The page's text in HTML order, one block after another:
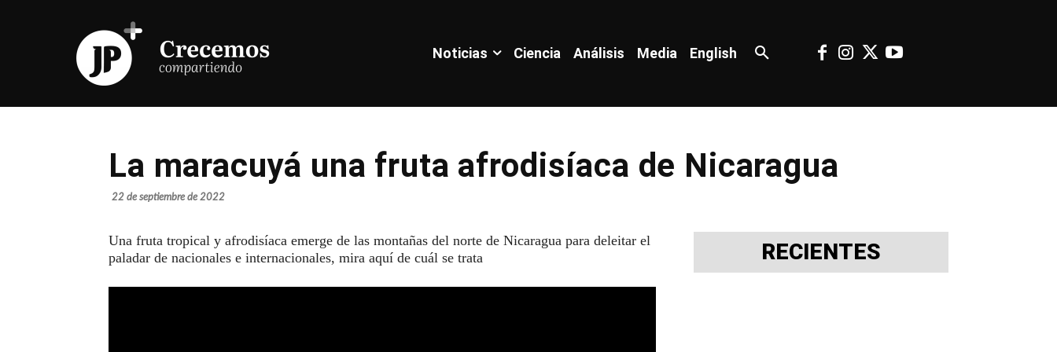
Noticias Ciencia Análisis Media English
La maracuyá una fruta afrodisíaca de Nicaragua
22 de septiembre de 2022
Una fruta tropical y afrodisíaca emerge de las montañas del norte de Nicaragua para deleitar el
paladar de nacionales e internacionales, mira aquí de cuál se trata
RECIENTES